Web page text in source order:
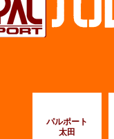
パルポート
太田